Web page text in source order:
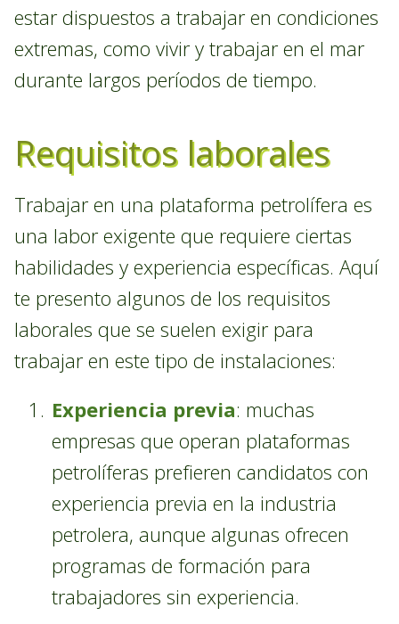
estar dispuestos a trabajar en condiciones
extremas, como vivir y trabajar en el mar
durante largos períodos de tiempo.
Requisitos laborales
Trabajar en una plataforma petrolífera es
una labor exigente que requiere ciertas
habilidades y experiencia específicas. Aquí
te presento algunos de los requisitos
laborales que se suelen exigir para
trabajar en este tipo de instalaciones:
Experiencia previa: muchas
empresas que operan plataformas
petrolíferas prefieren candidatos con
experiencia previa en la industria
petrolera, aunque algunas ofrecen
programas de formación para
trabajadores sin experiencia.